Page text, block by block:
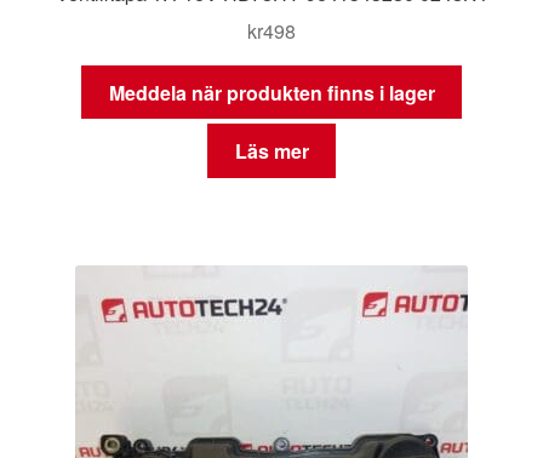
kr498
Meddela när produkten finns i lager
Läs mer